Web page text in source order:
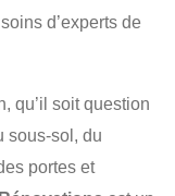
d’experts de
qu’il soit question
sous-sol, du
portes et